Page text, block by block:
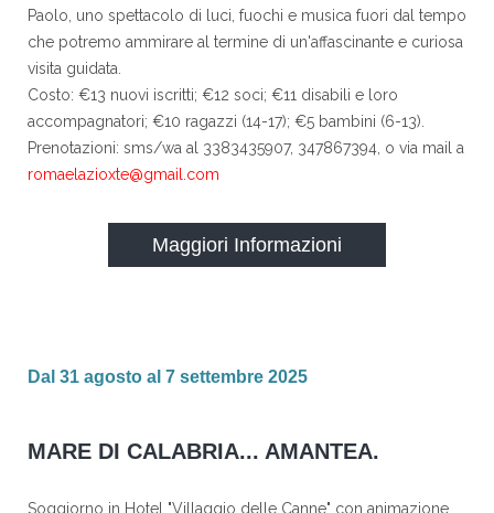
Paolo, uno spettacolo di luci, fuochi e musica fuori dal tempo
che potremo ammirare al termine di un'affascinante e curiosa
visita guidata.
Costo: €13 nuovi iscritti; €12 soci; €11 disabili e loro
accompagnatori; €10 ragazzi (14-17); €5 bambini (6-13).
Prenotazioni: sms/wa al 3383435907, 347867394, o via mail a
romaelazioxte@gmail.com
Maggiori Informazioni
Dal 31 agosto al 7 settembre 2025
MARE DI CALABRIA... AMANTEA.
Soggiorno in Hotel "Villaggio delle Canne" con animazione